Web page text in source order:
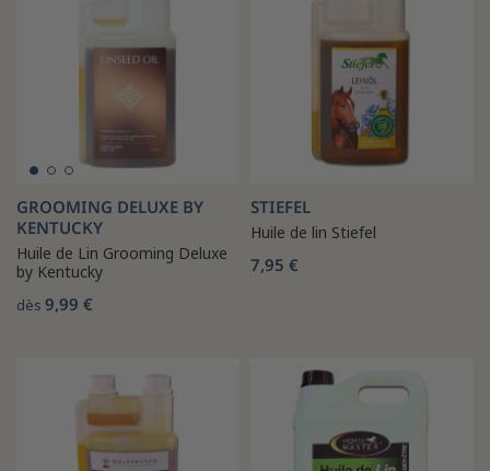
GROOMING DELUXE BY
KENTUCKY
Huile de Lin Grooming Deluxe
by Kentucky
dès 9,99 €
STIEFEL
Huile de lin Stiefel
7,95 €